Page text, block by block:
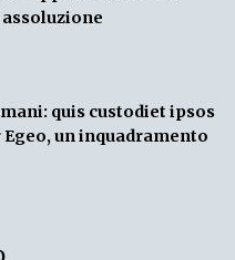
quis custodiet ipsos
Egeo, un inquadramento